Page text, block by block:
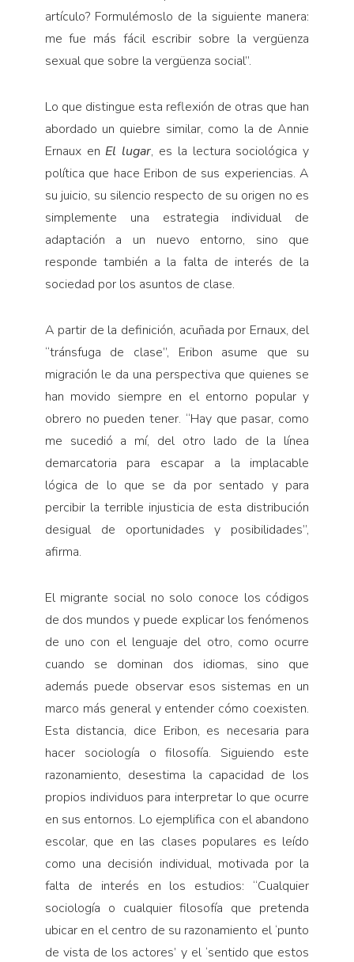
artículo? Formulémoslo de la siguiente manera:
me fue más fácil escribir sobre la vergüenza
sexual que sobre la vergüenza social”.
Lo que distingue esta reflexión de otras que han
abordado un quiebre similar, como la de Annie
Ernaux en El lugar, es la lectura sociológica y
política que hace Eribon de sus experiencias. A
su juicio, su silencio respecto de su origen no es
simplemente una estrategia individual de
adaptación a un nuevo entorno, sino que
responde también a la falta de interés de la
sociedad por los asuntos de clase.
A partir de la definición, acuñada por Ernaux, del
“tránsfuga de clase”, Eribon asume que su
migración le da una perspectiva que quienes se
han movido siempre en el entorno popular y
obrero no pueden tener. “Hay que pasar, como
me sucedió a mí, del otro lado de la línea
demarcatoria para escapar a la implacable
lógica de lo que se da por sentado y para
percibir la terrible injusticia de esta distribución
desigual de oportunidades y posibilidades”,
afirma.
El migrante social no solo conoce los códigos
de dos mundos y puede explicar los fenómenos
de uno con el lenguaje del otro, como ocurre
cuando se dominan dos idiomas, sino que
además puede observar esos sistemas en un
marco más general y entender cómo coexisten.
Esta distancia, dice Eribon, es necesaria para
hacer sociología o filosofía. Siguiendo este
razonamiento, desestima la capacidad de los
propios individuos para interpretar lo que ocurre
en sus entornos. Lo ejemplifica con el abandono
escolar, que en las clases populares es leído
como una decisión individual, motivada por la
falta de interés en los estudios: “Cualquier
sociología o cualquier filosofía que pretenda
ubicar en el centro de su razonamiento el ‘punto
de vista de los actores’ y el ‘sentido que estos